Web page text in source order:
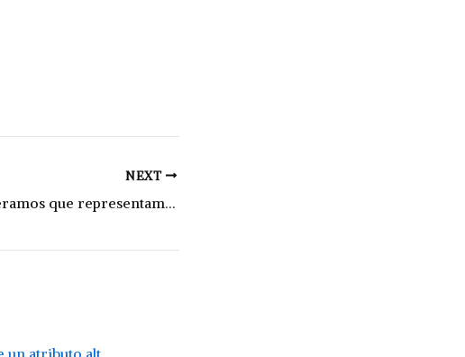
NEXT
“Consideramos que representamos el verdadero cambio”